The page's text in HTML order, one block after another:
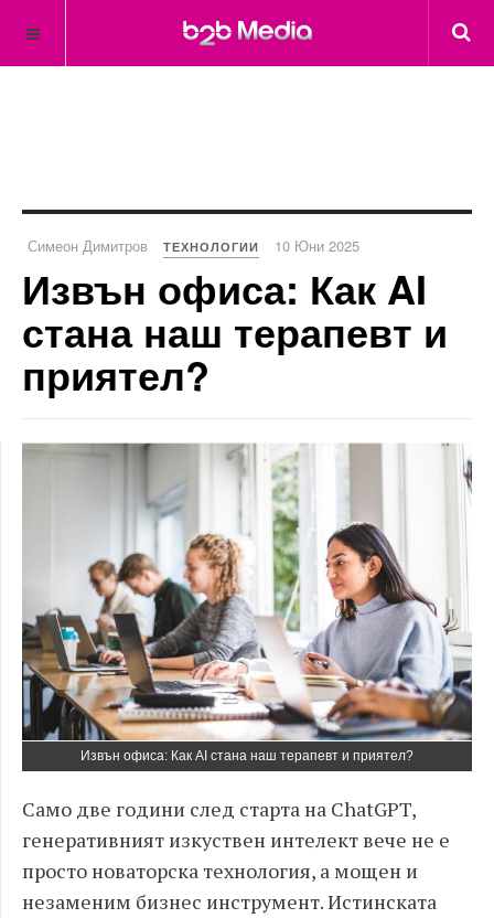
Симеон Димитров ТЕХНОЛОГИИ 10 Юни 2025
Извън офиса: Как AI
стана наш терапевт и
приятел?
Извън офиса: Как AI стана наш терапевт и приятел?
Само две години след старта на ChatGPT,
генеративният изкуствен интелект вече не е
просто новаторска технология, а мощен и
незаменим бизнес инструмент. Истинската